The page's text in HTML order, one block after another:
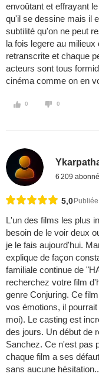
envoûtant et effrayant
qu'il se dessine mais il
subtilité qu'on ne peut
la fois legere au
retranscrite et chaque
acteurs sont tous
cinéma comme on en
0 0
6 209
5,0
L'un des films les plus
besoin de le voir deux
je le fais aujourd'hui.
explique de façon
familiale continue de
recherchez votre film
genre Conjuring. Ce
vos émotions, il
moi). Le casting est
des jours. Un début de
Sanchez. Ce n'est pas
chaque film a ses
sans aucune